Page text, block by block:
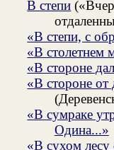
В степи
«В степи, с
«В столетнем
«В стороне
«В стороне
«В сумраке
Одина...»
«В сухом лесу